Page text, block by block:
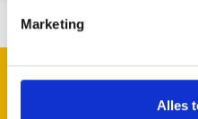
Marketing
Alles
MELD JE AAN VOOR